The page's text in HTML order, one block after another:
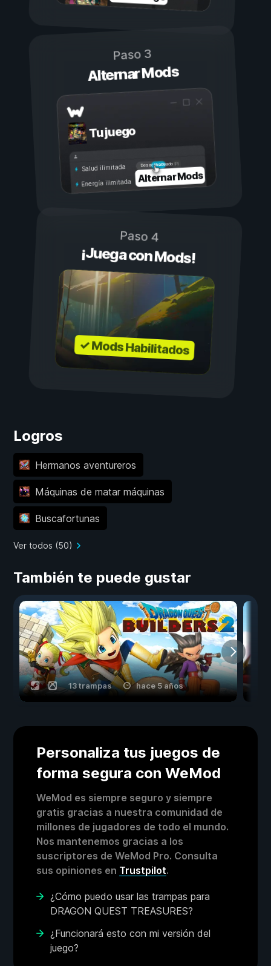
Paso 3
Alternar Mods
Tu juego
Activado
Desactivado
Salud ilimitada
Energía ilimitada Alternar Mods
Paso 4
¡Juega con Mods!
✓ Mods Habilitados
Logros
Hermanos aventureros
Máquinas de matar máquinas
Buscafortunas
Ver todos (50)
También te puede gustar
13 trampas hace 5 años
Personaliza tus juegos de
forma segura con WeMod
WeMod es siempre seguro y siempre
gratis gracias a nuestra comunidad de
millones de jugadores de todo el mundo.
Nos mantenemos gracias a los
suscriptores de WeMod Pro. Consulta
sus opiniones en Trustpilot.
¿Cómo puedo usar las trampas para
DRAGON QUEST TREASURES?
¿Funcionará esto con mi versión del
juego?